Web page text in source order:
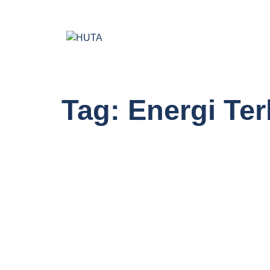
Tag: Energi